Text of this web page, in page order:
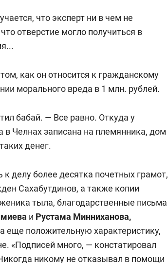
что эксперт ни в чем не
отверстие могло получиться в
как он относится к гражданскому
морального вреда в 1 млн. рублей.
бабай. — Все равно. Откуда у
в Челнах записана на племянника, дом
денег.
делу более десятка почетных грамот,
Сахабутдинов, а также копии
тыла, благодарственные письма
и Рустама Минниханова,
а еще положительную характеристику,
«Подписей много, — констатировал
никому не отказывал в помощи